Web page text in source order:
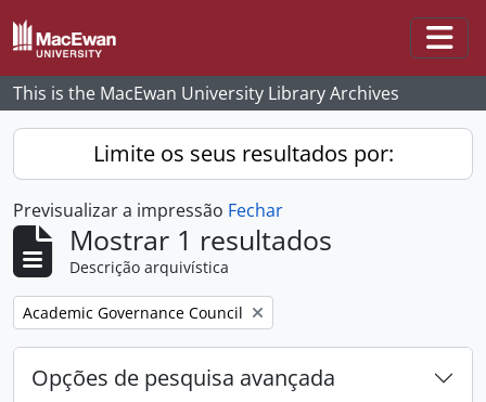
Skip to main content
This is the MacEwan University Library Archives
Limite os seus resultados por:
Previsualizar a impressão Fechar
Mostrar 1 resultados
Descrição arquivística
Remove filter:
Academic Governance Council
Opções de pesquisa avançada